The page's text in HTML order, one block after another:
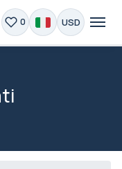
0 USD